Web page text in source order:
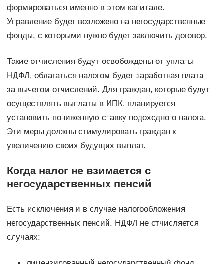
формироваться именно в этом капитале.
Управление будет возложено на негосударственные
фонды, с которыми нужно будет заключить договор.
Такие отчисления будут освобождены от уплаты
НДФЛ, облагаться налогом будет заработная плата
за вычетом отчислений. Для граждан, которые будут
осуществлять выплаты в ИПК, планируется
установить пониженную ставку подоходного налога.
Эти меры должны стимулировать граждан к
увеличению своих будущих выплат.
Когда налог не взимается с
негосударственных пенсий
Есть исключения и в случае налогообложения
негосударственных пенсий. НДФЛ не отчисляется
случаях: